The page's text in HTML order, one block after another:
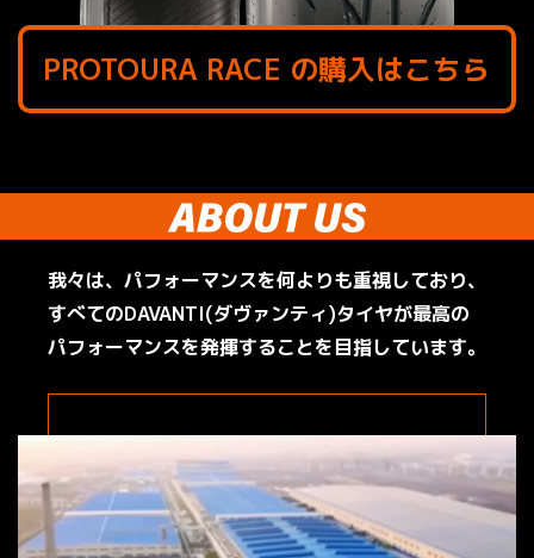
PROTOURA RACE の購入はこちら
我々は、パフォーマンスを何よりも重視しており、
すべてのDAVANTI(ダヴァンティ)タイヤが最高の
パフォーマンスを発揮することを目指しています。